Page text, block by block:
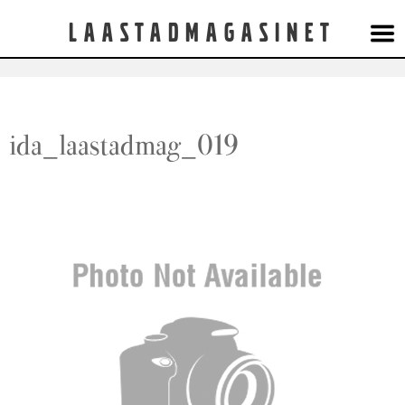
Laastadmagasinet
ida_laastadmag_019